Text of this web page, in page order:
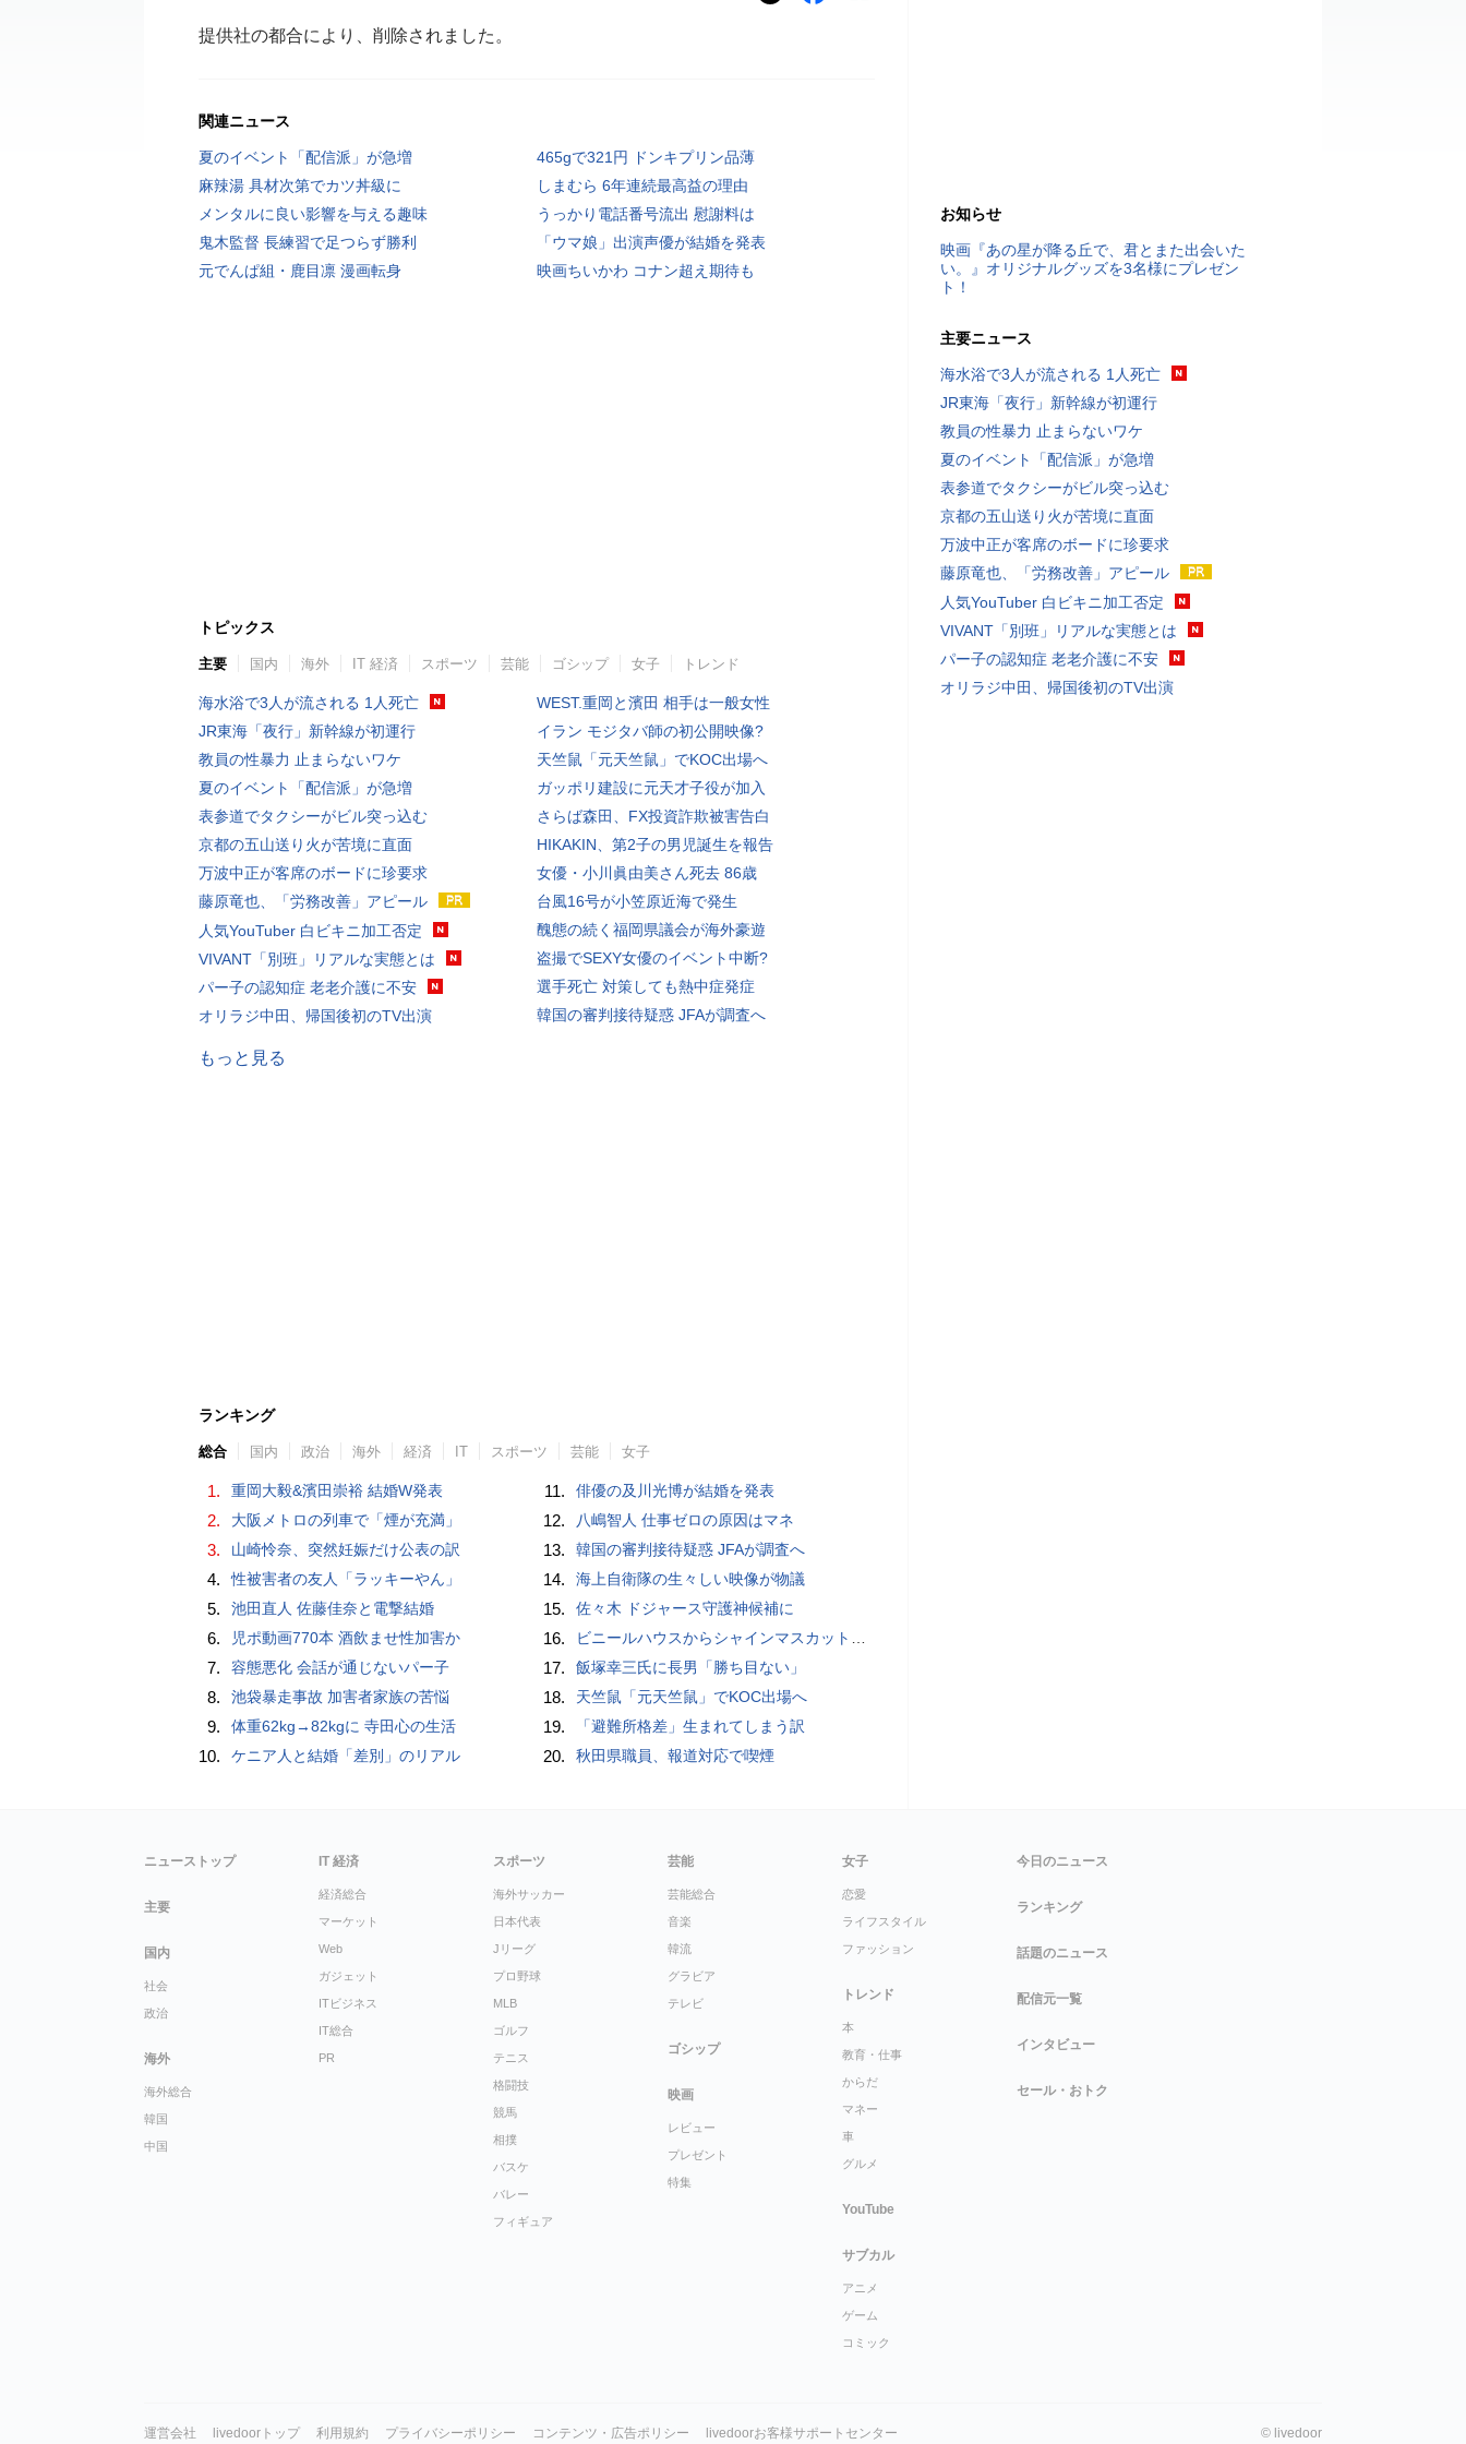
提供社の都合により、削除されました。
関連ニュース
夏のイベント「配信派」が急増
465gで321円 ドンキプリン品薄
麻辣湯 具材次第でカツ丼級に
しまむら 6年連続最高益の理由
メンタルに良い影響を与える趣味
うっかり電話番号流出 慰謝料は
鬼木監督 長練習で足つらず勝利
「ウマ娘」出演声優が結婚を発表
元でんぱ組・鹿目凛 漫画転身
映画ちいかわ コナン超え期待も
トピックス
主要 国内 海外 IT 経済 スポーツ 芸能 ゴシップ 女子 トレンド
海水浴で3人が流される 1人死亡
JR東海「夜行」新幹線が初運行
教員の性暴力 止まらないワケ
夏のイベント「配信派」が急増
表参道でタクシーがビル突っ込む
京都の五山送り火が苦境に直面
万波中正が客席のボードに珍要求
藤原竜也、「労務改善」アピール
人気YouTuber 白ビキニ加工否定
VIVANT「別班」リアルな実態とは
パー子の認知症 老老介護に不安
オリラジ中田、帰国後初のTV出演
WEST.重岡と濱田 相手は一般女性
イラン モジタバ師の初公開映像?
天竺鼠「元天竺鼠」でKOC出場へ
ガッポリ建設に元天才子役が加入
さらば森田、FX投資詐欺被害告白
HIKAKIN、第2子の男児誕生を報告
女優・小川眞由美さん死去 86歳
台風16号が小笠原近海で発生
醜態の続く福岡県議会が海外豪遊
盗撮でSEXY女優のイベント中断?
選手死亡 対策しても熱中症発症
韓国の審判接待疑惑 JFAが調査へ
もっと見る
ランキング
総合 国内 政治 海外 経済 IT スポーツ 芸能 女子
1. 重岡大毅&濱田崇裕 結婚W発表
2. 大阪メトロの列車で「煙が充満」
3. 山崎怜奈、突然妊娠だけ公表の訳
4. 性被害者の友人「ラッキーやん」
5. 池田直人 佐藤佳奈と電撃結婚
6. 児ポ動画770本 酒飲ませ性加害か
7. 容態悪化 会話が通じないパー子
8. 池袋暴走事故 加害者家族の苦悩
9. 体重62kg→82kgに 寺田心の生活
10. ケニア人と結婚「差別」のリアル
11. 俳優の及川光博が結婚を発表
12. 八嶋智人 仕事ゼロの原因はマネ
13. 韓国の審判接待疑惑 JFAが調査へ
14. 海上自衛隊の生々しい映像が物議
15. 佐々木 ドジャース守護神候補に
16. ビニールハウスからシャインマスカット約200房を盗んだ疑い ネットで販売か 無職の男（42）逮捕 岡山県警
17. 飯塚幸三氏に長男「勝ち目ない」
18. 天竺鼠「元天竺鼠」でKOC出場へ
19. 「避難所格差」生まれてしまう訳
20. 秋田県職員、報道対応で喫煙
お知らせ
映画『あの星が降る丘で、君とまた出会いた
い。』オリジナルグッズを3名様にプレゼン
ト！
主要ニュース
海水浴で3人が流される 1人死亡
JR東海「夜行」新幹線が初運行
教員の性暴力 止まらないワケ
夏のイベント「配信派」が急増
表参道でタクシーがビル突っ込む
京都の五山送り火が苦境に直面
万波中正が客席のボードに珍要求
藤原竜也、「労務改善」アピール
人気YouTuber 白ビキニ加工否定
VIVANT「別班」リアルな実態とは
パー子の認知症 老老介護に不安
オリラジ中田、帰国後初のTV出演
ニューストップ
主要
国内
社会
政治
海外
海外総合
韓国
中国
IT 経済
経済総合
マーケット
Web
ガジェット
ITビジネス
IT総合
PR
スポーツ
海外サッカー
日本代表
Jリーグ
プロ野球
MLB
ゴルフ
テニス
格闘技
競馬
相撲
バスケ
バレー
フィギュア
芸能
芸能総合
音楽
韓流
グラビア
テレビ
ゴシップ
映画
レビュー
プレゼント
特集
女子
恋愛
ライフスタイル
ファッション
トレンド
本
教育・仕事
からだ
マネー
車
グルメ
YouTube
サブカル
アニメ
ゲーム
コミック
今日のニュース
ランキング
話題のニュース
配信元一覧
インタビュー
セール・おトク
運営会社 livedoorトップ 利用規約 プライバシーポリシー コンテンツ・広告ポリシー livedoorお客様サポートセンター © livedoor